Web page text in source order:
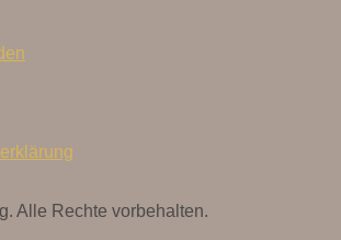
Alle Rechte vorbehalten.